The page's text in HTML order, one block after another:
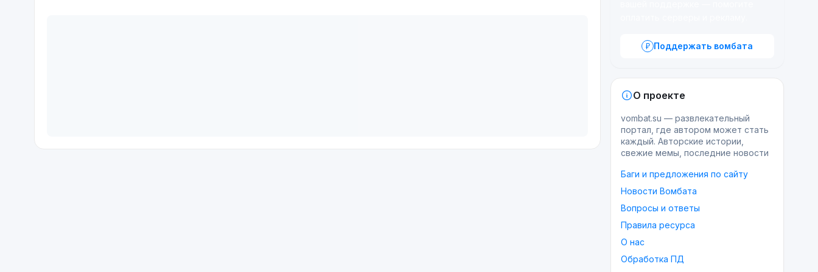
Поддержать вомбата
О проекте
vombat.su — развлекательный
портал, где автором может стать
каждый. Авторские истории,
свежие мемы, последние новости
Баги и предложения по сайту
Новости Вомбата
Вопросы и ответы
Правила ресурса
О нас
Обработка ПД